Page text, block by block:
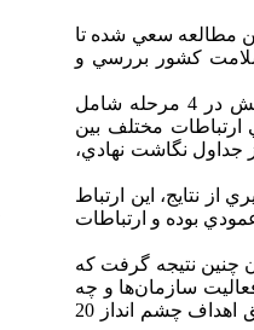
مطالعه سعي شده تا
سلامت کشور بررسي و
پژوهش حاضر، پژوهشي كاربردي است كه با استفاده از روش‌ كيفي ـ توصيفي و به صورت مقطعي انجام شد. اين پژوهش در 4 مرحله شامل
مختلف بين
جداول نگاشت نهادي،
از نتايج، اين ارتباط
بوده و ارتباطات
چنين نتيجه گرفت كه
سازمان‌ها و چه
در نوع ارتباط موجود بين اين سازمان‌ها به چشم مي‌خورد و جا دارد به منظور ارتقاي نوآوري در بخش سلامت كشور و تحقق اهداف چشم انداز 20